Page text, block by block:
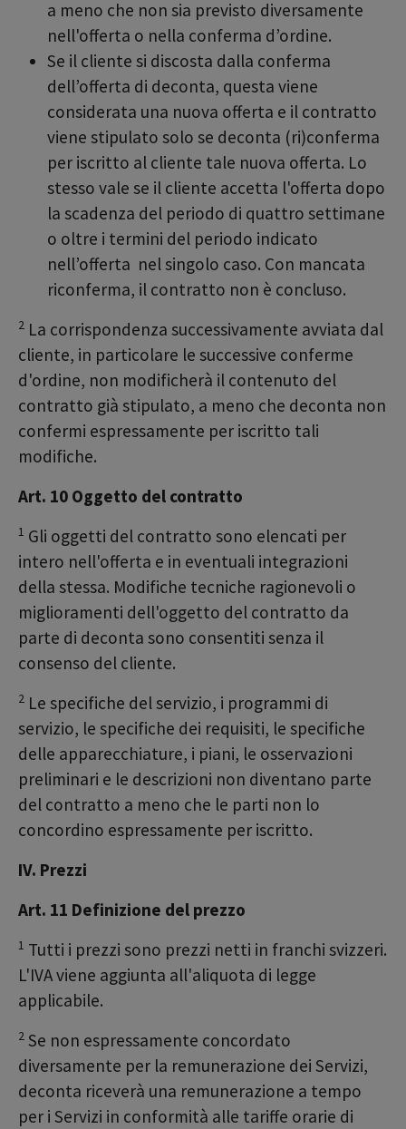
a meno che non sia previsto diversamente
nell'offerta o nella conferma d’ordine.
Se il cliente si discosta dalla conferma
dell’offerta di deconta, questa viene
considerata una nuova offerta e il contratto
viene stipulato solo se deconta (ri)conferma
per iscritto al cliente tale nuova offerta. Lo
stesso vale se il cliente accetta l'offerta dopo
la scadenza del periodo di quattro settimane
o oltre i termini del periodo indicato
nell’offerta nel singolo caso. Con mancata
riconferma, il contratto non è concluso.
2 La corrispondenza successivamente avviata dal
cliente, in particolare le successive conferme
d'ordine, non modificherà il contenuto del
contratto già stipulato, a meno che deconta non
confermi espressamente per iscritto tali
modifiche.
Art. 10 Oggetto del contratto
1 Gli oggetti del contratto sono elencati per
intero nell'offerta e in eventuali integrazioni
della stessa. Modifiche tecniche ragionevoli o
miglioramenti dell'oggetto del contratto da
parte di deconta sono consentiti senza il
consenso del cliente.
2 Le specifiche del servizio, i programmi di
servizio, le specifiche dei requisiti, le specifiche
delle apparecchiature, i piani, le osservazioni
preliminari e le descrizioni non diventano parte
del contratto a meno che le parti non lo
concordino espressamente per iscritto.
IV. Prezzi
Art. 11 Definizione del prezzo
1 Tutti i prezzi sono prezzi netti in franchi svizzeri.
L'IVA viene aggiunta all'aliquota di legge
applicabile.
2 Se non espressamente concordato
diversamente per la remunerazione dei Servizi,
deconta riceverà una remunerazione a tempo
per i Servizi in conformità alle tariffe orarie di